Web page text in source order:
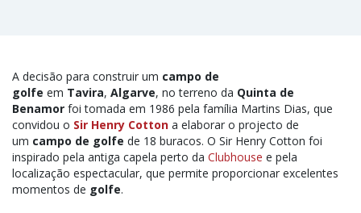
A decisão para construir um campo de
golfe em Tavira, Algarve, no terreno da Quinta de
Benamor foi tomada em 1986 pela família Martins Dias, que
convidou o Sir Henry Cotton a elaborar o projecto de
um campo de golfe de 18 buracos. O Sir Henry Cotton foi
inspirado pela antiga capela perto da Clubhouse e pela
localização espectacular, que permite proporcionar excelentes
momentos de golfe.